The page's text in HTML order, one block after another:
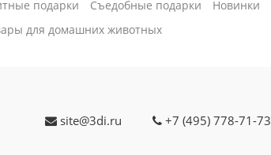
подарки
Cъедобные подарки
Новинки
для домашних животных
site@3di.ru +7 (495) 778-71-73